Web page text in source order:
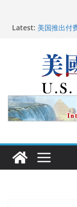
Latest: 美国推出付
美国最高法
人！
中国驻美国
再次访华
广州市沉香